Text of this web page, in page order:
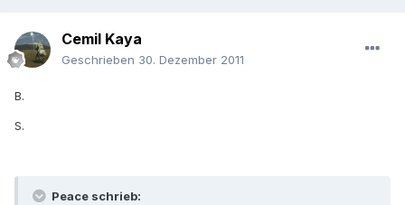
Cemil Kaya
Geschrieben 30. Dezember 2011
B.
S.
Peace schrieb: